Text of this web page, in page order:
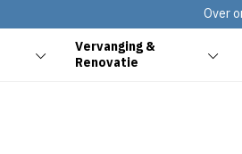
Over
Vervanging &
Renovatie